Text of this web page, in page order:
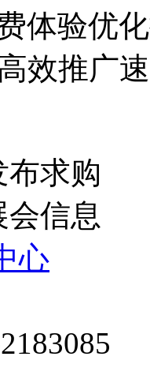
体验优
效推广
布求购
会信息
心